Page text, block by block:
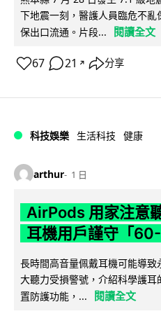
下地震一刻，醫護人員臨危不
保出口流通。片段...
閱讀全文
67 21 ↗ 分享
科技娛樂 生活科技 健康
arthur 1 日
AirPods 用家注意
耳機用戶謹守「
長時間高音量佩戴耳機可能導
大聽力受損警號，介紹科學護
置防護功能，...
閱讀全文